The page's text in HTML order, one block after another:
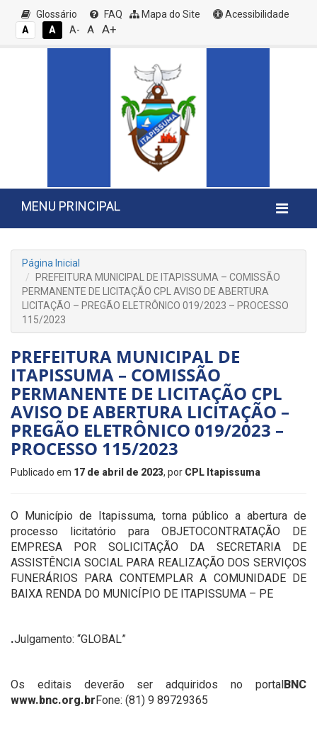
Glossário FAQ Mapa do Site
Acessibilidade
A
A A- A A+
MENU PRINCIPAL
Página Inicial
PREFEITURA MUNICIPAL DE ITAPISSUMA – COMISSÃO
PERMANENTE DE LICITAÇÃO CPL AVISO DE ABERTURA
LICITAÇÃO – PREGÃO ELETRÔNICO 019/2023 – PROCESSO
115/2023
PREFEITURA MUNICIPAL DE
ITAPISSUMA – COMISSÃO
PERMANENTE DE LICITAÇÃO CPL
AVISO DE ABERTURA LICITAÇÃO –
PREGÃO ELETRÔNICO 019/2023 –
PROCESSO 115/2023
Publicado em 17 de abril de 2023, por CPL Itapissuma
O Município de Itapissuma, torna público a abertura de
processo licitatório para OBJETOCONTRATAÇÃO DE
EMPRESA POR SOLICITAÇÃO DA SECRETARIA DE
ASSISTÊNCIA SOCIAL PARA REALIZAÇÃO DOS SERVIÇOS
FUNERÁRIOS PARA CONTEMPLAR A COMUNIDADE DE
BAIXA RENDA DO MUNICÍPIO DE ITAPISSUMA – PE
.Julgamento: “GLOBAL”
Os editais deverão ser adquiridos no portalBNC
www.bnc.org.brFone: (81) 9 89729365